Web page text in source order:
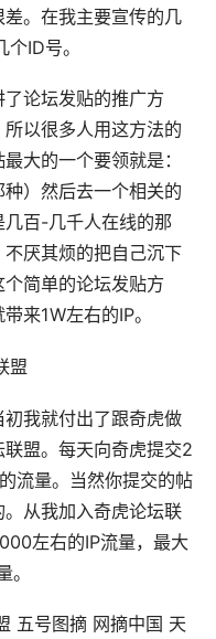
差。在我主要宣传的几
ID号。
论坛发贴的推广方
以很多人用这方法的
大的一个要领就是：
）然后去一个相关的
百-几千人在线的那
厌其烦的把自己沉下
简单的论坛发贴方
来1W左右的IP。
盟
我就付出了跟奇虎做
盟。每天向奇虎提交2
流量。当然你提交的帖
从我加入奇虎论坛联
左右的IP流量，最大
五号图摘 网摘中国 天